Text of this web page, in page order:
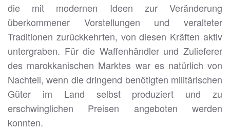
die mit modernen Ideen zur Veränderung
überkommener Vorstellungen und veralteter
Traditionen zurückkehrten, von diesen Kräften aktiv
untergraben. Für die Waffenhändler und Zulieferer
des marokkanischen Marktes war es natürlich von
Nachteil, wenn die dringend benötigten militärischen
Güter im Land selbst produziert und zu
erschwinglichen Preisen angeboten werden
konnten.